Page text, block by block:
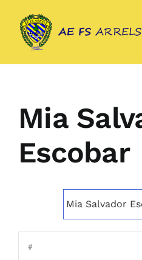
content
Mia
Escobar
#